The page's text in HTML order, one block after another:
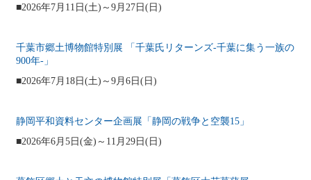
■2026年7月11日(土)～9月27日(日)
千葉市郷土博物館特別展 「千葉氏リターンズ-千葉に集う一族の
900年-」
■2026年7月18日(土)～9月6日(日)
静岡平和資料センター企画展「静岡の戦争と空襲15」
■2026年6月5日(金)～11月29日(日)